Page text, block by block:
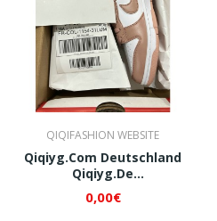
QIQIFASHION WEBSITE
Qiqiyg.com Deutschland
Qiqiyg.de
QI519
0,00€